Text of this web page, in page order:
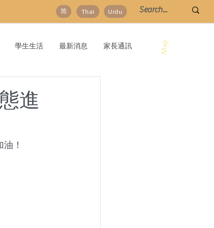
學生生活 最新消息 家長通訊 Map
Urdu
Thai
简
進
！